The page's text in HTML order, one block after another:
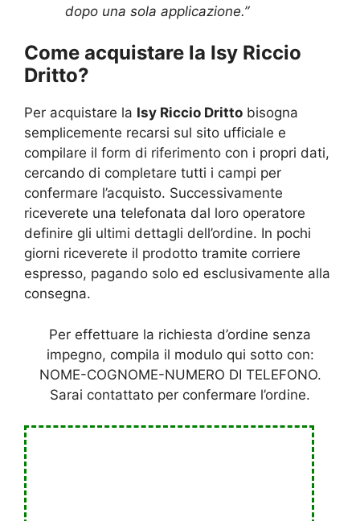
dopo una sola applicazione.”
Come acquistare la Isy Riccio
Dritto?
Per acquistare la Isy Riccio Dritto bisogna
semplicemente recarsi sul sito ufficiale e
compilare il form di riferimento con i propri dati,
cercando di completare tutti i campi per
confermare l’acquisto. Successivamente
riceverete una telefonata dal loro operatore
definire gli ultimi dettagli dell’ordine. In pochi
giorni riceverete il prodotto tramite corriere
espresso, pagando solo ed esclusivamente alla
consegna.
Per effettuare la richiesta d’ordine senza
impegno, compila il modulo qui sotto con:
NOME-COGNOME-NUMERO DI TELEFONO.
Sarai contattato per confermare l’ordine.